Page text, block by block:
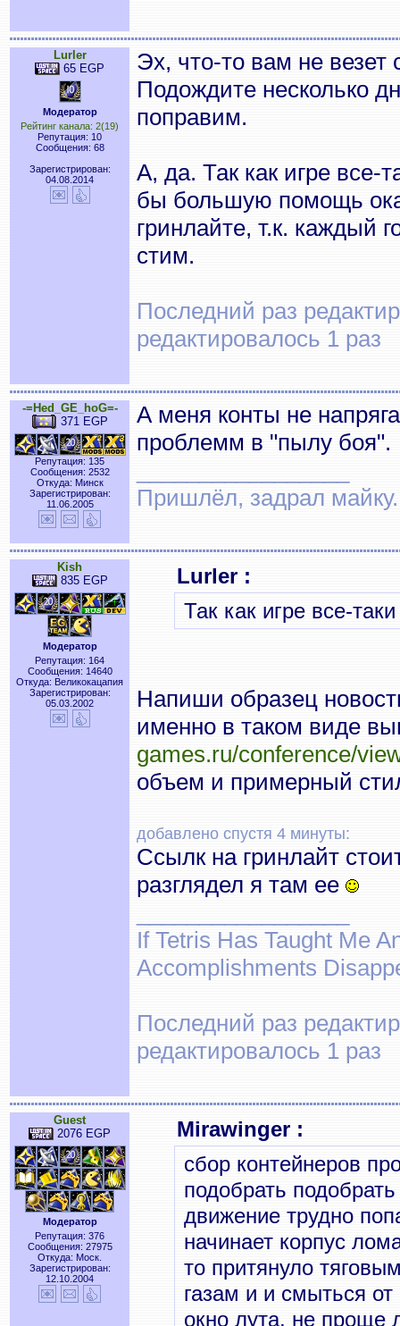
Lurler
65 EGP
Модератор
Рейтинг канала: 2(19)
Репутация: 10
Сообщения: 68
Зарегистрирован:
04.08.2014
Эх, что-то вам не везет
Подождите несколько
поправим.
А, да. Так как игре все-
бы большую помощь
гринлайте, т.к. каждый
стим.
Последний раз
редактировалось 1 раз
-=Hed_GE_hoG=-
371 EGP
Репутация: 135
Сообщения: 2532
Откуда: Минск
Зарегистрирован:
11.06.2005
А меня конты не
проблемм в "пылу боя".
Пришлёл, задрал
Kish
835 EGP
Модератор
Репутация: 164
Сообщения: 14640
Откуда: Великокацапия
Зарегистрирован:
05.03.2002
Lurler :
Так как игре все-
Напиши образец
именно в таком виде
games.ru/conference/
объем и примерный
добавлено спустя 4 минуты:
Ссылк на гринлайт
разглядел я там ее
If Tetris Has Taught Me
Accomplishments
Последний раз
редактировалось 1 раз
Guest
2076 EGP
Модератор
Репутация: 376
Сообщения: 27975
Откуда: Моск.
Зарегистрирован:
12.10.2004
Mirawinger :
сбор контейнеров
подобрать
движение трудно
начинает корпус
то притянуло
газам и и смыться от
окно лута, не проще